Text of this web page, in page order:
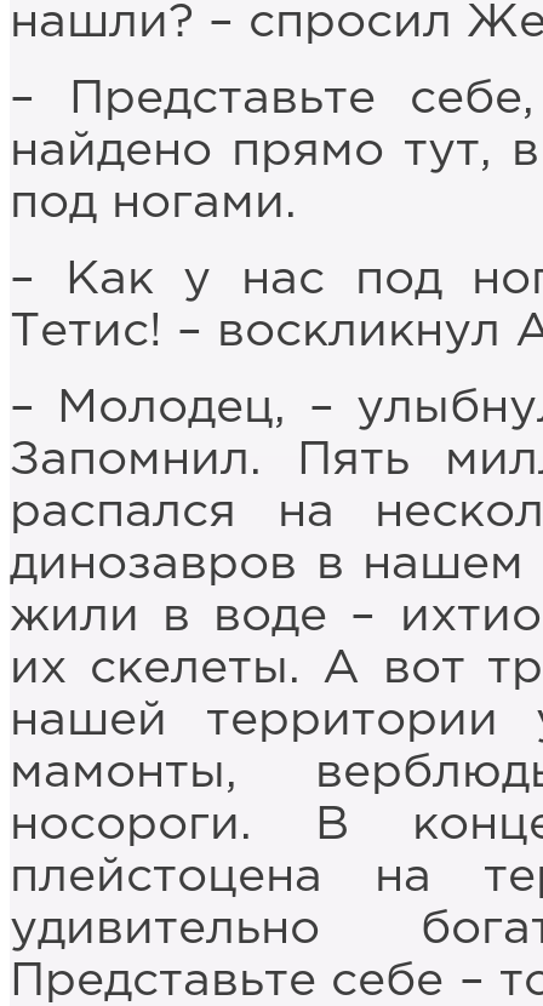
нашли? – спросил
– Представьте
найдено прямо тут,
под ногами.
– Как у нас под
Тетис! – воскликнул
– Молодец, –
Запомнил. Пять
распался на
динозавров в нашем
жили в воде –
их скелеты. А вот
нашей территории
мамонты,
носороги. В
плейстоцена на
удивительно
Представьте себе –